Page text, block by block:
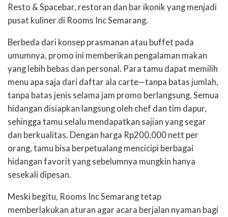
Resto & Spacebar, restoran dan bar ikonik yang menjadi
pusat kuliner di Rooms Inc Semarang.
Berbeda dari konsep prasmanan atau buffet pada
umumnya, promo ini memberikan pengalaman makan
yang lebih bebas dan personal. Para tamu dapat memilih
menu apa saja dari daftar ala carte—tanpa batas jumlah,
tanpa batas jenis selama jam promo berlangsung. Semua
hidangan disiapkan langsung oleh chef dan tim dapur,
sehingga tamu selalu mendapatkan sajian yang segar
dan berkualitas. Dengan harga Rp200.000 nett per
orang, tamu bisa berpetualang mencicipi berbagai
hidangan favorit yang sebelumnya mungkin hanya
sesekali dipesan.
Meski begitu, Rooms Inc Semarang tetap
memberlakukan aturan agar acara berjalan nyaman bagi